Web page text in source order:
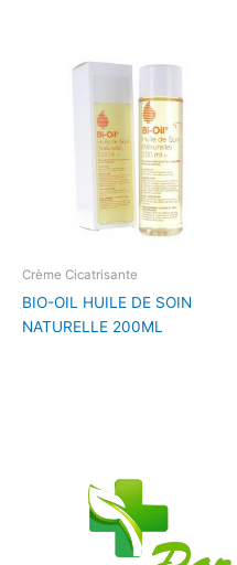
Crème Cicatrisante
BIO-OIL HUILE DE SOIN
NATURELLE 200ML